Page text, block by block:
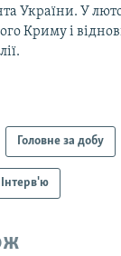
України. У
Криму і
Головне за добу
Інтерв'ю